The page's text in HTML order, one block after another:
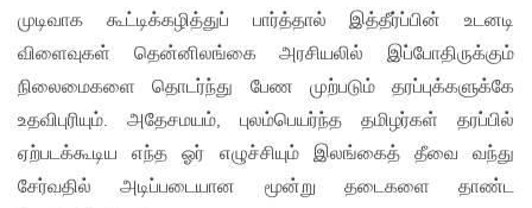
முடிவாக கூட்டிக்கழித்துப் பார்த்தால் இத்தீர்ப்பின் உடனடி
விளைவுகள் தென்னிலங்கை அரசியலில் இப்போதிருக்கும்
நிலைமைகளை தொடர்ந்து பேண முற்படும் தரப்புக்களுக்கே
உதவிபுரியும். அதேசமயம், புலம்பெயர்ந்த தமிழர்கள் தரப்பில்
ஏற்படக்கூடிய எந்த ஓர் எழுச்சியும் இலங்கைத் தீவை வந்து
சேர்வதில் அடிப்படையான மூன்று தடைகளை தாண்ட